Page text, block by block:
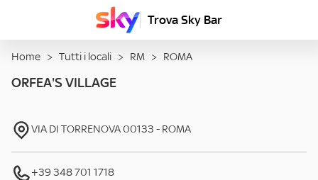
Trova Sky Bar
Home > Tutti i locali > RM > ROMA
ORFEA'S VILLAGE
VIA DI TORRENOVA 00133 - ROMA
+39 348 701 1718